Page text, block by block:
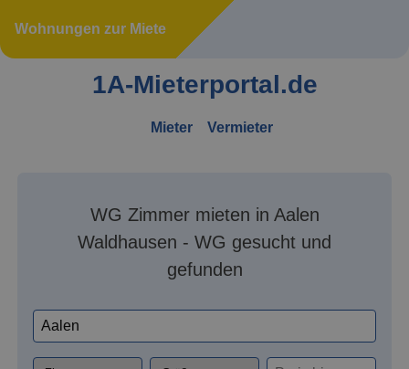
Wohnungen zur Miete
1A-Mieterportal.de
Mieter Vermieter
WG Zimmer mieten in Aalen
Waldhausen - WG gesucht und
gefunden